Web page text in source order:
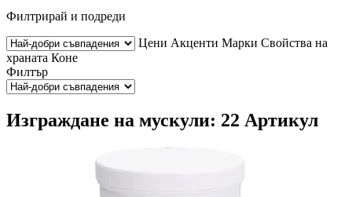
Филтрирай и подреди
Цени Акценти Марки Свойства на
храната Коне
Филтър
Изграждане на мускули: 22 Артикул